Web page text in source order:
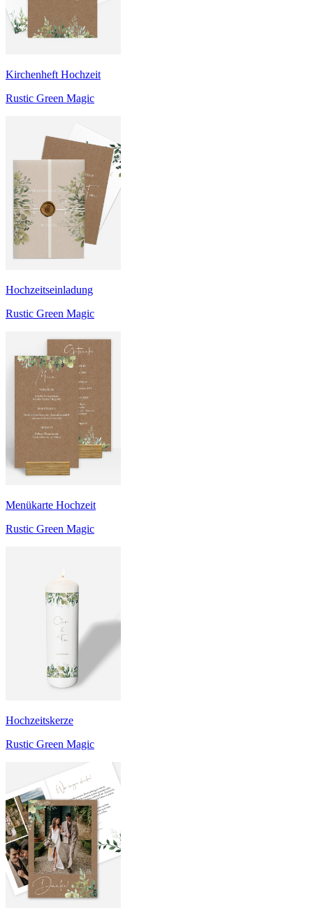
Kirchenheft Hochzeit
Rustic Green Magic
Hochzeitseinladung
Rustic Green Magic
Menükarte Hochzeit
Rustic Green Magic
Hochzeitskerze
Rustic Green Magic